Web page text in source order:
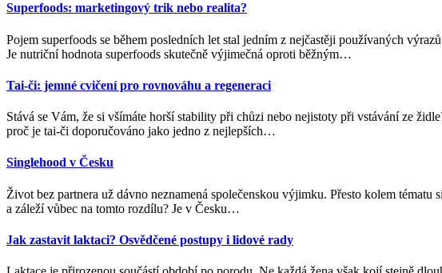
Superfoods: marketingový trik nebo realita?
Pojem superfoods se během posledních let stal jedním z nejčastěji používaných
Je nutriční hodnota superfoods skutečně výjimečná oproti běžným…
Tai-či: jemné cvičení pro rovnováhu a regeneraci
Stává se Vám, že si všímáte horší stability při chůzi nebo nejistoty při vstávání ze
proč je tai-či doporučováno jako jedno z nejlepších…
Singlehood v Česku
Život bez partnera už dávno neznamená společenskou výjimku. Přesto kolem
a záleží vůbec na tomto rozdílu? Je v Česku…
Jak zastavit laktaci? Osvědčené postupy i lidové rady